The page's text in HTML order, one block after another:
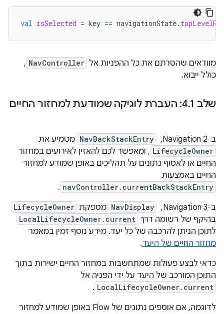
val isSelected = key == navigationState.
מוודאים שהסרתם את כל ההפניות אל NavController
,
כולל ייבוא.
שלב 4 .1: העברת לוגיקה שמודעת למחזור החיים
ב-Navigation 2, ‏ NavBackStackEntry מטמיע את
LifecycleOwner , ומאפשר לכם להאזין לאירועים במחזור
החיים או לאסוף נתונים על תהליכים באופן שמודע למחזור
החיים באמצעות
navController.currentBackStackEntry
.
ב-Navigation 3, ‏
NavDisplay מספקת LifecycleOwner
בהיקף של רשומה דרך LocalLifecycleOwner.current
לתוכן הניתן להרכבה של כל יעד. מידע נוסף זמין במאמר
מחזור החיים של היעד.
כדאי לבצע פעולות שמתחשבות במחזור החיים ישירות בתוך
התוכן המורכב של היעד על ידי הפניה אל
LocalLifecycleOwner.current
.
לדוגמה, אם אוספים נתונים של Flow באופן שמודע למחזור